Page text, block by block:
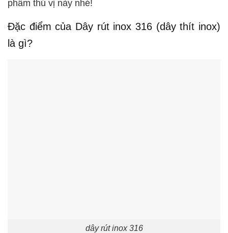
phẩm thú vị này nhé!
Đặc điểm của Dây rút inox 316 (dây thít inox)
là gì?
dây rút inox 316